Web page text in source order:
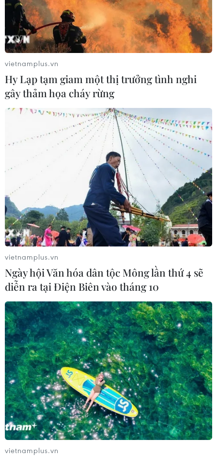
TIN CÙNG CHUYÊN MỤC
Áp thấp nhiệt đới trên vịnh Bắc Bộ sẽ
gây ảnh hưởng thế nào tới Việt Nam?
07/08/2026 14:38
Nứt núi, Thanh Hóa sơ tán khẩn cấp
nhiều hộ dân
07/08/2026 13:17
Cảnh báo lũ trên lưu vực sông Thao
tại trạm Yên Bái
07/08/2026 11:51
Gỡ khó khăn triển khai dự án trọng
vietnamplus.vn
Hy Lạp tạm giam một thị trưởng tình nghi
gây thảm họa cháy rừng
vietnamplus.vn
Ngày hội Văn hóa dân tộc Mông lần thứ 4 sẽ
diễn ra tại Điện Biên vào tháng 10
vietnamplus.vn